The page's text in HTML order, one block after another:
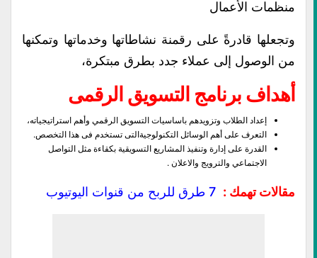
منظمات الأعمال
وتجعلها قادرةً على رقمنة نشاطاتها وخدماتها وتمكنها
من الوصول إلى عملاء جدد بطرق مبتكرة،
أهداف برنامج التسويق الرقمى
إعداد الطلاب وتزويدهم باساسيات التسويق الرقمي وأهم استراتيجياته،
التعرف على أهم الوسائل التكنولوجيةالتى تستخدم فى هذا التخصص.
القدرة على إدارة وتنفيذ المشاريع التسويقية بكقاءة مثل التواصل
الاجتماعي والترويج والاعلان .
مقالات تهمك : 7 طرق للربح من قنوات اليوتيوب